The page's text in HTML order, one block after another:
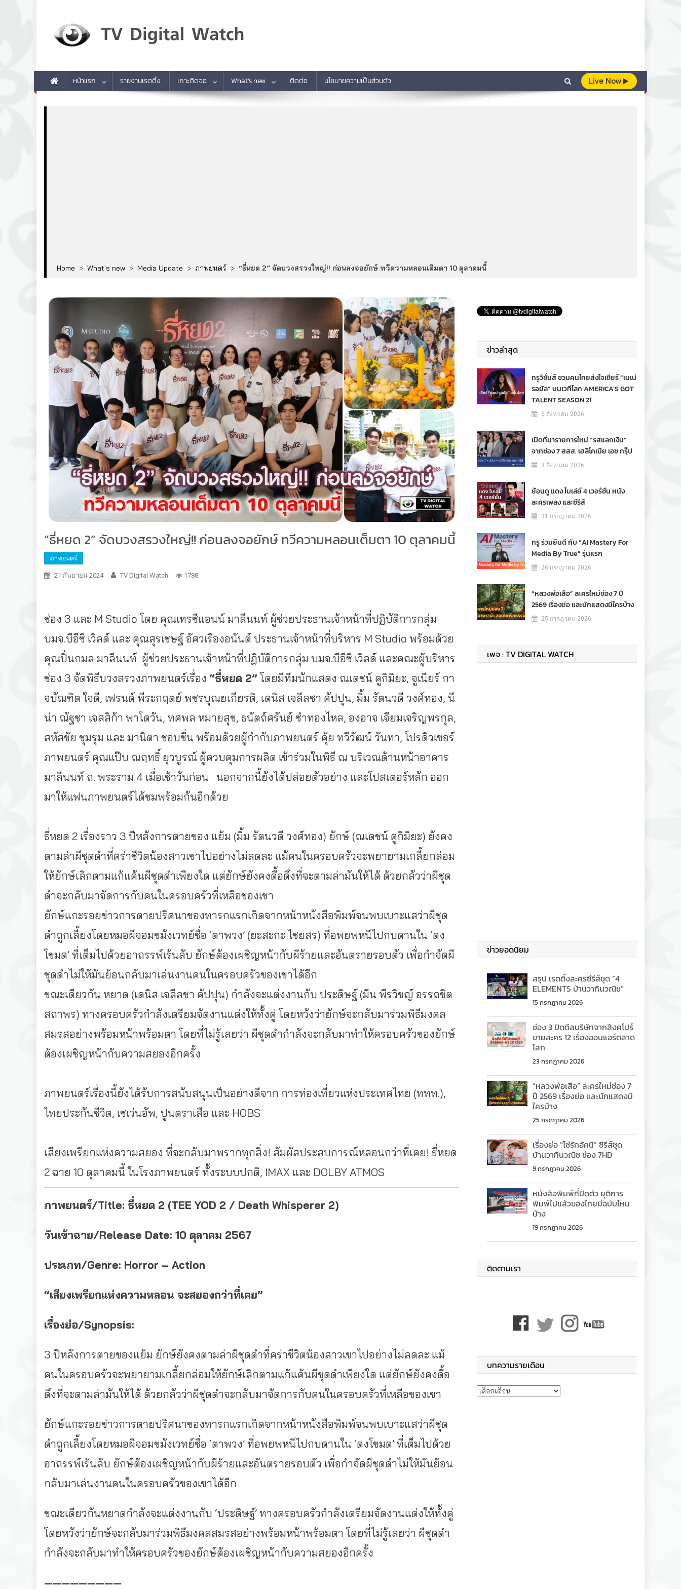
หน้าแรก รายงานเรตติ้ง เกาะติดจอ What’s new ติดต่อ นโยบายความเป็นส่วนตัว Live Now
Home > What's new > Media Update > ภาพยนตร์ > “ธี่หยด 2” จัดบวงสรวงใหญ่!! ก่อนลงจอยักษ์ ทวีความหลอนเต็มตา 10 ตุลาคมนี้
“ธี่หยด 2” จัดบวงสรวงใหญ่!! ก่อนลงจอยักษ์ ทวีความหลอนเต็มตา 10 ตุลาคมนี้
ภาพยนตร์
21 กันยายน 2024 TV Digital Watch 1788
ช่อง 3 และ M Studio โดย คุณเทรซีแอนน์ มาลีนนท์ ผู้ช่วยประธานเจ้าหน้าที่ปฏิบัติการกลุ่ม
บมจ.บีอีซี เวิลด์ และ คุณสุรเชษฐ์ อัศวเรืองอนันต์ ประธานเจ้าหน้าที่บริหาร M Studio พร้อมด้วย
คุณปิ่นกมล มาลีนนท์ ผู้ช่วยประธานเจ้าหน้าที่ปฏิบัติการกลุ่ม บมจ.บีอีซี เวิลด์ และคณะผู้บริหาร
ช่อง 3 จัดพิธีบวงสรวงภาพยนตร์เรื่อง “ธี่หยด 2”โดยมีทีมนักแสดง ณเดชน์ คูกิมิยะ, จูเนียร์ กา
จบัณฑิต ใจดี, เฟรนด์ พีระกฤตย์ พชรบุณยเกียรติ, เดนิส เจลีลชา คัปปุน, มิ้ม รัตนวดี วงศ์ทอง, นี
น่า ณัฐชา เจสสิก้า พาโดวัน, ทศพล หมายสุข, ธนัตถ์ศรันย์ ซำทองไหล, องอาจ เจียมเจริญพรกุล,
สหัสชัย ชุมรุม และ มานิตา ชอบชื่น พร้อมด้วยผู้กำกับภาพยนตร์ คุ้ย ทวีวัฒน์ วันทา, โปรดิวเซอร์
ภาพยนตร์ คุณแป๊บ ณฤทธิ์ ยุวบูรณ์ ผู้ควบคุมการผลิต เข้าร่วมในพิธี ณ บริเวณด้านหน้าอาคาร
มาลีนนท์ ถ. พระราม 4 เมื่อเช้าวันก่อน นอกจากนี้ยังได้ปล่อยตัวอย่าง และโปสเตอร์หลัก ออก
มาให้แฟนภาพยนตร์ได้ชมพร้อมกันอีกด้วย
ธี่หยด 2 เรื่องราว 3 ปีหลังการตายของ แย้ม (มิ้ม รัตนวดี วงศ์ทอง) ยักษ์ (ณเดชน์ คูกิมิยะ) ยังคง
ตามล่าผีชุดดําที่คร่าชีวิตน้องสาวเขาไปอย่างไม่ลดละ แม้คนในครอบครัวจะพยายามเกลี้ยกล่อม
ให้ยักษ์เลิกตามแก้แค้นผีชุดดําเพียงใด แต่ยักษ์ยังคงดื้อดึงที่จะตามล่ามันให้ได้ ด้วยกลัวว่าผีชุด
ดำจะกลับมาจัดการกับคนในครอบครัวที่เหลือของเขา
ยักษ์แกะรอยข่าวการตายปริศนาของทารกแรกเกิดจากหน้าหนังสือพิมพ์จนพบเบาะแสว่าผีชุด
ดำถูกเลี้ยงโดยหมอผีจอมขมังเวทย์ชื่อ ‘ตาพวง’ (ยะสะกะ ไชยสร) ที่อพยพหนีไปกบดานใน ‘ดง
โขมด’ ที่เต็มไปด้วยอาถรรพ์เร้นลับ ยักษ์ต้องเผชิญหน้ากับผีร้ายและอันตรายรอบตัว เพื่อกำจัดผี
ชุดดำไม่ให้มันย้อนกลับมาเล่นงานคนในครอบครัวของเขาได้อีก
ขณะเดียวกัน หยาด (เดนิส เจลีลชา คัปปุน) กำลังจะแต่งงานกับ ประดิษฐ์ (มีน พีรวิชญ์ อรรถชิต
สถาพร) ทางครอบครัวกำลังเตรียมจัดงานแต่งให้ทั้งคู่ โดยหวังว่ายักษ์จะกลับมาร่วมพิธีมงคล
สมรสอย่างพร้อมหน้าพร้อมตา โดยที่ไม่รู้เลยว่า ผีชุดดำกำลังจะกลับมาทำให้ครอบครัวของยักษ์
ต้องเผชิญหน้ากับความสยองอีกครั้ง
ภาพยนตร์เรื่องนี้ยังได้รับการสนับสนุนเป็นอย่างดีจาก การท่องเที่ยวแห่งประเทศไทย (ททท.),
ไทยประกันชีวิต, เซเว่นอัพ, ปูนตราเสือ และ HOBS
เสียงเพรียกแห่งความสยอง ที่จะกลับมาพรากทุกสิ่ง! สัมผัสประสบการณ์หลอนกว่าที่เคย! ธี่หยด
2 ฉาย 10 ตุลาคมนี้ ในโรงภาพยนตร์ ทั้งระบบปกติ, IMAX และ DOLBY ATMOS
ภาพยนตร์/Title: ธี่หยด 2 (TEE YOD 2 / Death Whisperer 2)
วันเข้าฉาย/Release Date: 10 ตุลาคม 2567
ประเภท/Genre: Horror – Action
“เสียงเพรียกแห่งความหลอน จะสยองกว่าที่เคย”
เรื่องย่อ/Synopsis:
3 ปีหลังการตายของแย้ม ยักษ์ยังคงตามล่าผีชุดดําที่คร่าชีวิตน้องสาวเขาไปอย่างไม่ลดละ แม้
คนในครอบครัวจะพยายามเกลี้ยกล่อมให้ยักษ์เลิกตามแก้แค้นผีชุดดําเพียงใด แต่ยักษ์ยังคงดื้อ
ดึงที่จะตามล่ามันให้ได้ ด้วยกลัวว่าผีชุดดำจะกลับมาจัดการกับคนในครอบครัวที่เหลือของเขา
ยักษ์แกะรอยข่าวการตายปริศนาของทารกแรกเกิดจากหน้าหนังสือพิมพ์จนพบเบาะแสว่าผีชุด
ดำถูกเลี้ยงโดยหมอผีจอมขมังเวทย์ชื่อ ‘ตาพวง’ ที่อพยพหนีไปกบดานใน ‘ดงโขมด’ ที่เต็มไปด้วย
อาถรรพ์เร้นลับ ยักษ์ต้องเผชิญหน้ากับผีร้ายและอันตรายรอบตัว เพื่อกำจัดผีชุดดำไม่ให้มันย้อน
กลับมาเล่นงานคนในครอบครัวของเขาได้อีก
ขณะเดียวกันหยาดกำลังจะแต่งงานกับ ‘ประดิษฐ์’ ทางครอบครัวกำลังเตรียมจัดงานแต่งให้ทั้งคู่
โดยหวังว่ายักษ์จะกลับมาร่วมพิธีมงคลสมรสอย่างพร้อมหน้าพร้อมตา โดยที่ไม่รู้เลยว่า ผีชุดดำ
กำลังจะกลับมาทำให้ครอบครัวของยักษ์ต้องเผชิญหน้ากับความสยองอีกครั้ง
—————————
ข่าวล่าสุด
ทรูวิชั่นส์ ชวนคนไทยส่งใจเชียร์ “เนเน่
รอยัล” บนเวทีโลก AMERICA’S GOT
TALENT SEASON 21
6 สิงหาคม 2026
เปิดที่มารายการใหม่ “รสแลกเงิน”
จากช่อง 7 สสส. เฮลิโคเนีย เอช กรุ๊ป
3 สิงหาคม 2026
ย้อนดู แดง ไบเล่ย์ 4 เวอร์ชั่น หนัง
ละครเพลง และซีรีส์
31 กรกฎาคม 2026
ทรู ร่วมยินดี กับ “AI Mastery For
Media By True” รุ่นแรก
26 กรกฎาคม 2026
“หลวงพ่อเสือ” ละครใหม่ช่อง 7 ปี
2569 เรื่องย่อ และนักแสดงมีใครบ้าง
25 กรกฎาคม 2026
เพจ : TV DIGITAL WATCH
ข่าวยอดนิยม
สรุป เรตติ้งละครซีรีส์ชุด “4
ELEMENTS บ้านวาทินวณิช”
15 กรกฎาคม 2026
ช่อง 3 ปิดดีลบริษัทจากสิงคโปร์
ขายละคร 12 เรื่องออนแอร์ตลาด
โลก
23 กรกฎาคม 2026
“หลวงพ่อเสือ” ละครใหม่ช่อง 7
ปี 2569 เรื่องย่อ และนักแสดงมี
ใครบ้าง
25 กรกฎาคม 2026
เรื่องย่อ “โซ่รักอัคนี” ซีรีส์ชุด
บ้านวาทินวณิช ช่อง 7HD
9 กรกฎาคม 2026
หนังสือพิมพ์ที่ปิดตัว ยุติการ
พิมพ์ไปแล้วของไทยมีฉบับไหน
บ้าง
19 กรกฎาคม 2026
ติดตามเรา
บทความรายเดือน
บทความรายเดือน